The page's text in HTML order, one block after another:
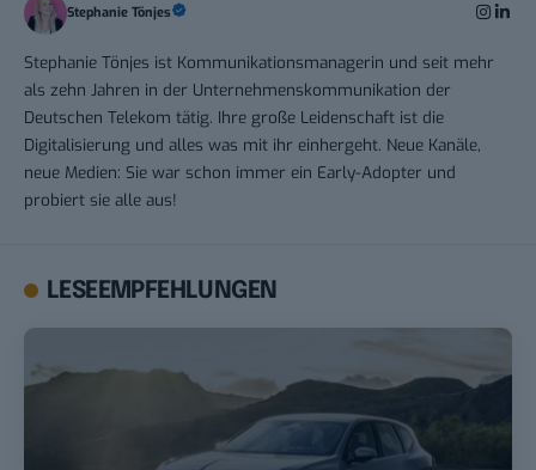
Stephanie Tönjes
Stephanie Tönjes ist Kommunikationsmanagerin und seit mehr
als zehn Jahren in der Unternehmenskommunikation der
Deutschen Telekom tätig. Ihre große Leidenschaft ist die
Digitalisierung und alles was mit ihr einhergeht. Neue Kanäle,
neue Medien: Sie war schon immer ein Early-Adopter und
probiert sie alle aus!
LESEEMPFEHLUNGEN